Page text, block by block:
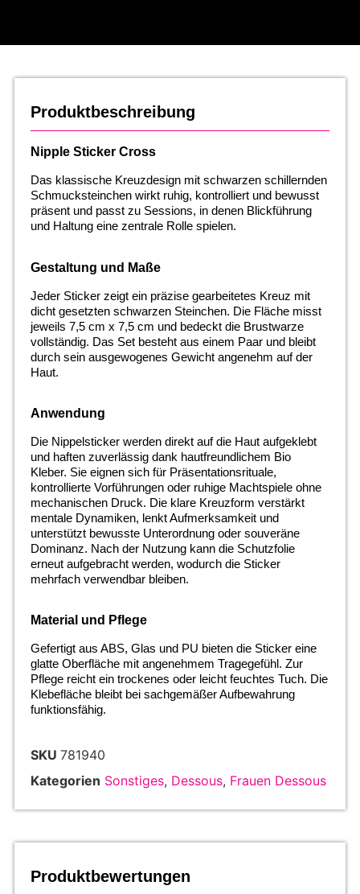
Produktbeschreibung
Nipple Sticker Cross
Das klassische Kreuzdesign mit schwarzen schillernden
Schmucksteinchen wirkt ruhig, kontrolliert und bewusst
präsent und passt zu Sessions, in denen Blickführung
und Haltung eine zentrale Rolle spielen.
Gestaltung und Maße
Jeder Sticker zeigt ein präzise gearbeitetes Kreuz mit
dicht gesetzten schwarzen Steinchen. Die Fläche misst
jeweils 7,5 cm x 7,5 cm und bedeckt die Brustwarze
vollständig. Das Set besteht aus einem Paar und bleibt
durch sein ausgewogenes Gewicht angenehm auf der
Haut.
Anwendung
Die Nippelsticker werden direkt auf die Haut aufgeklebt
und haften zuverlässig dank hautfreundlichem Bio
Kleber. Sie eignen sich für Präsentationsrituale,
kontrollierte Vorführungen oder ruhige Machtspiele ohne
mechanischen Druck. Die klare Kreuzform verstärkt
mentale Dynamiken, lenkt Aufmerksamkeit und
unterstützt bewusste Unterordnung oder souveräne
Dominanz. Nach der Nutzung kann die Schutzfolie
erneut aufgebracht werden, wodurch die Sticker
mehrfach verwendbar bleiben.
Material und Pflege
Gefertigt aus ABS, Glas und PU bieten die Sticker eine
glatte Oberfläche mit angenehmem Tragegefühl. Zur
Pflege reicht ein trockenes oder leicht feuchtes Tuch. Die
Klebefläche bleibt bei sachgemäßer Aufbewahrung
funktionsfähig.
SKU 781940
Kategorien Sonstiges, Dessous, Frauen Dessous
Produktbewertungen